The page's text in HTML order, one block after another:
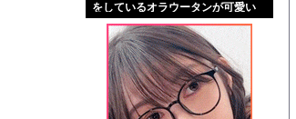
をしているオラウータンが可愛い
wwwwwww